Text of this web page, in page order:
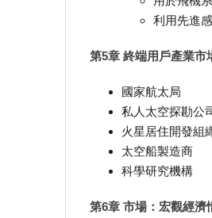
利用先進
第5章 終端用戶產業市
國家航太局
私人太空探勘公
火星居住開發組
太空船製造商
科學研究機構
第6章 市場：宏觀經濟